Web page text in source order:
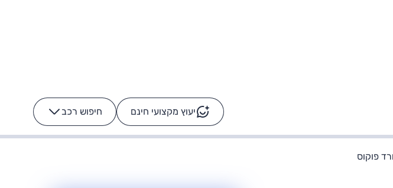
יעוץ מקצועי חינם חיפוש רכב -
רכבי הסלבס: על מה נוסע
הרכב לא מתקלקל. המסך
כן